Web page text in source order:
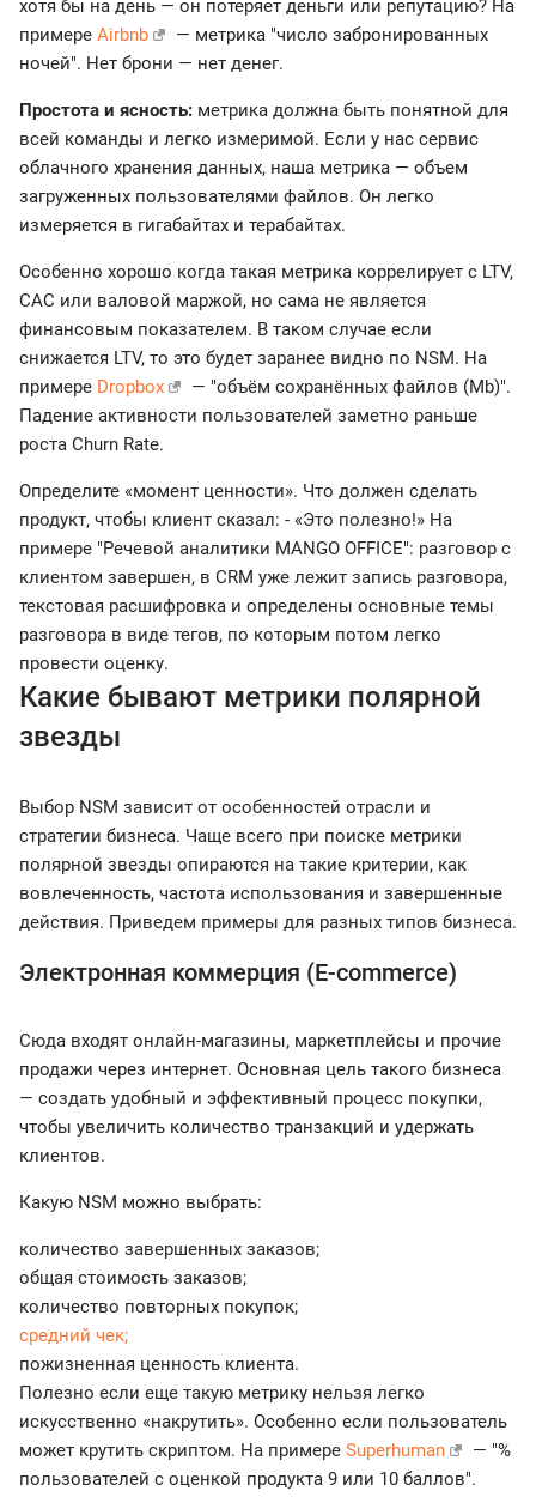
хотя бы на день — он потеряет деньги или репутацию? На
примере Airbnb
— метрика "число забронированных
ночей". Нет брони — нет денег.
Простота и ясность: метрика должна быть понятной для
всей команды и легко измеримой. Если у нас сервис
облачного хранения данных, наша метрика — объем
загруженных пользователями файлов. Он легко
измеряется в гигабайтах и терабайтах.
Особенно хорошо когда такая метрика коррелирует с LTV,
CAC или валовой маржой, но сама не является
финансовым показателем. В таком случае если
снижается LTV, то это будет заранее видно по NSM. На
примере Dropbox
— "объём сохранённых файлов (Mb)".
Падение активности пользователей заметно раньше
роста Churn Rate.
Определите «момент ценности». Что должен сделать
продукт, чтобы клиент сказал: - «Это полезно!» На
примере "Речевой аналитики MANGO OFFICE": разговор с
клиентом завершен, в CRM уже лежит запись разговора,
текстовая расшифровка и определены основные темы
разговора в виде тегов, по которым потом легко
провести оценку.
Какие бывают метрики полярной
звезды
Выбор NSM зависит от особенностей отрасли и
стратегии бизнеса. Чаще всего при поиске метрики
полярной звезды опираются на такие критерии, как
вовлеченность, частота использования и завершенные
действия. Приведем примеры для разных типов бизнеса.
Электронная коммерция (E-commerce)
Сюда входят онлайн-магазины, маркетплейсы и прочие
продажи через интернет. Основная цель такого бизнеса
— создать удобный и эффективный процесс покупки,
чтобы увеличить количество транзакций и удержать
клиентов.
Какую NSM можно выбрать:
количество завершенных заказов;
общая стоимость заказов;
количество повторных покупок;
средний чек;
пожизненная ценность клиента.
Полезно если еще такую метрику нельзя легко
искусственно «накрутить». Особенно если пользователь
может крутить скриптом. На примере Superhuman
— "%
пользователей с оценкой продукта 9 или 10 баллов".